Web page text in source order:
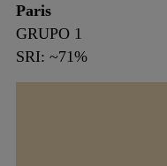
Paris
GRUPO 1
SRI: ~71%